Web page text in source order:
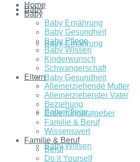
Baby
Baby Ernährung
Baby Gesundheit
Baby Pflege
Baby Wissen
Home
Baby
Baby Ernährung
Baby Gesundheit
Baby Pflege
Baby Wissen
Kinderwunsch
Schwangerschaft
Eltern
Alleinerziehende Mutter
Alleinerziehender Vater
Beziehung
Erziehungsratgeber
Familie & Beruf
Wissenswert
Familie & Beruf
Beruf
Do it Yourself